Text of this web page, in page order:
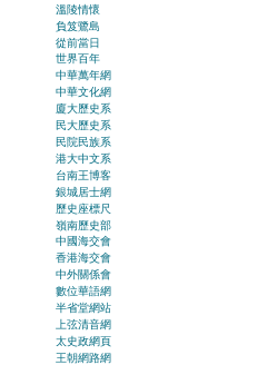
溫陵情懷
負笈鷺島
從前當日
世界百年
中華萬年網
中華文化網
廈大歷史系
民大歷史系
民院民族系
港大中文系
台南王博客
銀城居士網
歷史座標尺
嶺南歷史部
中國海交會
香港海交會
中外關係會
數位華語網
半省堂網站
上弦清音網
太史政網頁
王朝網路網